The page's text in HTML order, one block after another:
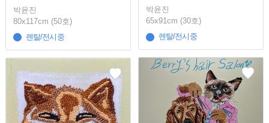
박윤진
65x91cm (30호)
렌탈/전시중
박윤진
80x117cm (50호)
렌탈/전시중